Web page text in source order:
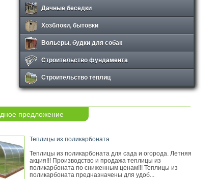
Дачные беседки
Хозблоки, бытовки
Вольеры, будки для собак
Строительство фундамента
Строительство теплиц
предложение
Теплицы из поликарбоната
Теплицы из поликарбоната для сада и огорода. Летняя
акция!!! Производство и продажа теплицы из
поликарбоната по сниженным ценам!!! Теплицы из
поликарбоната предназначены для удоб...